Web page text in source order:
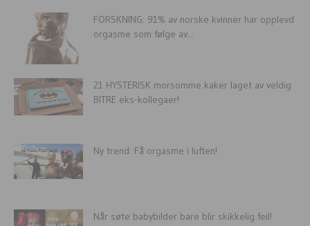
FORSKNING: 91% av norske kvinner har opplevd
orgasme som følge av...
21 HYSTERISK morsomme kaker laget av veldig
BITRE eks-kollegaer!
Ny trend: Få orgasme i luften!
Når søte babybilder bare blir skikkelig feil!